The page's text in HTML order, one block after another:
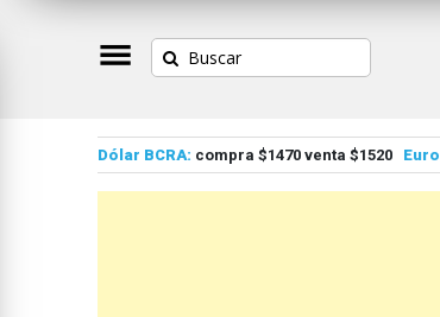
Dólar BCRA: compra $1470 venta $1520 Euro